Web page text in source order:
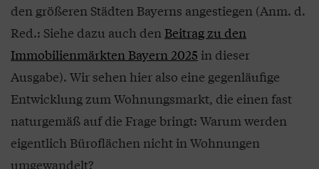
den größeren Städten Bayerns angestiegen (Anm. d.
Red.: Siehe dazu auch den Beitrag zu den
Immobilienmärkten Bayern 2025 in dieser
Ausgabe). Wir sehen hier also eine gegenläufige
Entwicklung zum Wohnungsmarkt, die einen fast
naturgemäß auf die Frage bringt: Warum werden
eigentlich Büroflächen nicht in Wohnungen
umgewandelt?